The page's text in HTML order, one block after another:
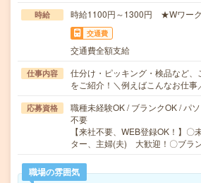
時給 時給1100円～1300円 ★Wワー
交通費
交通費全額支給
仕事内容
仕分け・ピッキング・検品など
をご紹介！＼例えばこんなお仕
応募資格
職種未経験OK / ブランクOK / パ
不要
【来社不要、WEB登録OK！】〇
ター、主婦(夫) 大歓迎！〇ブラ
職場の雰囲気